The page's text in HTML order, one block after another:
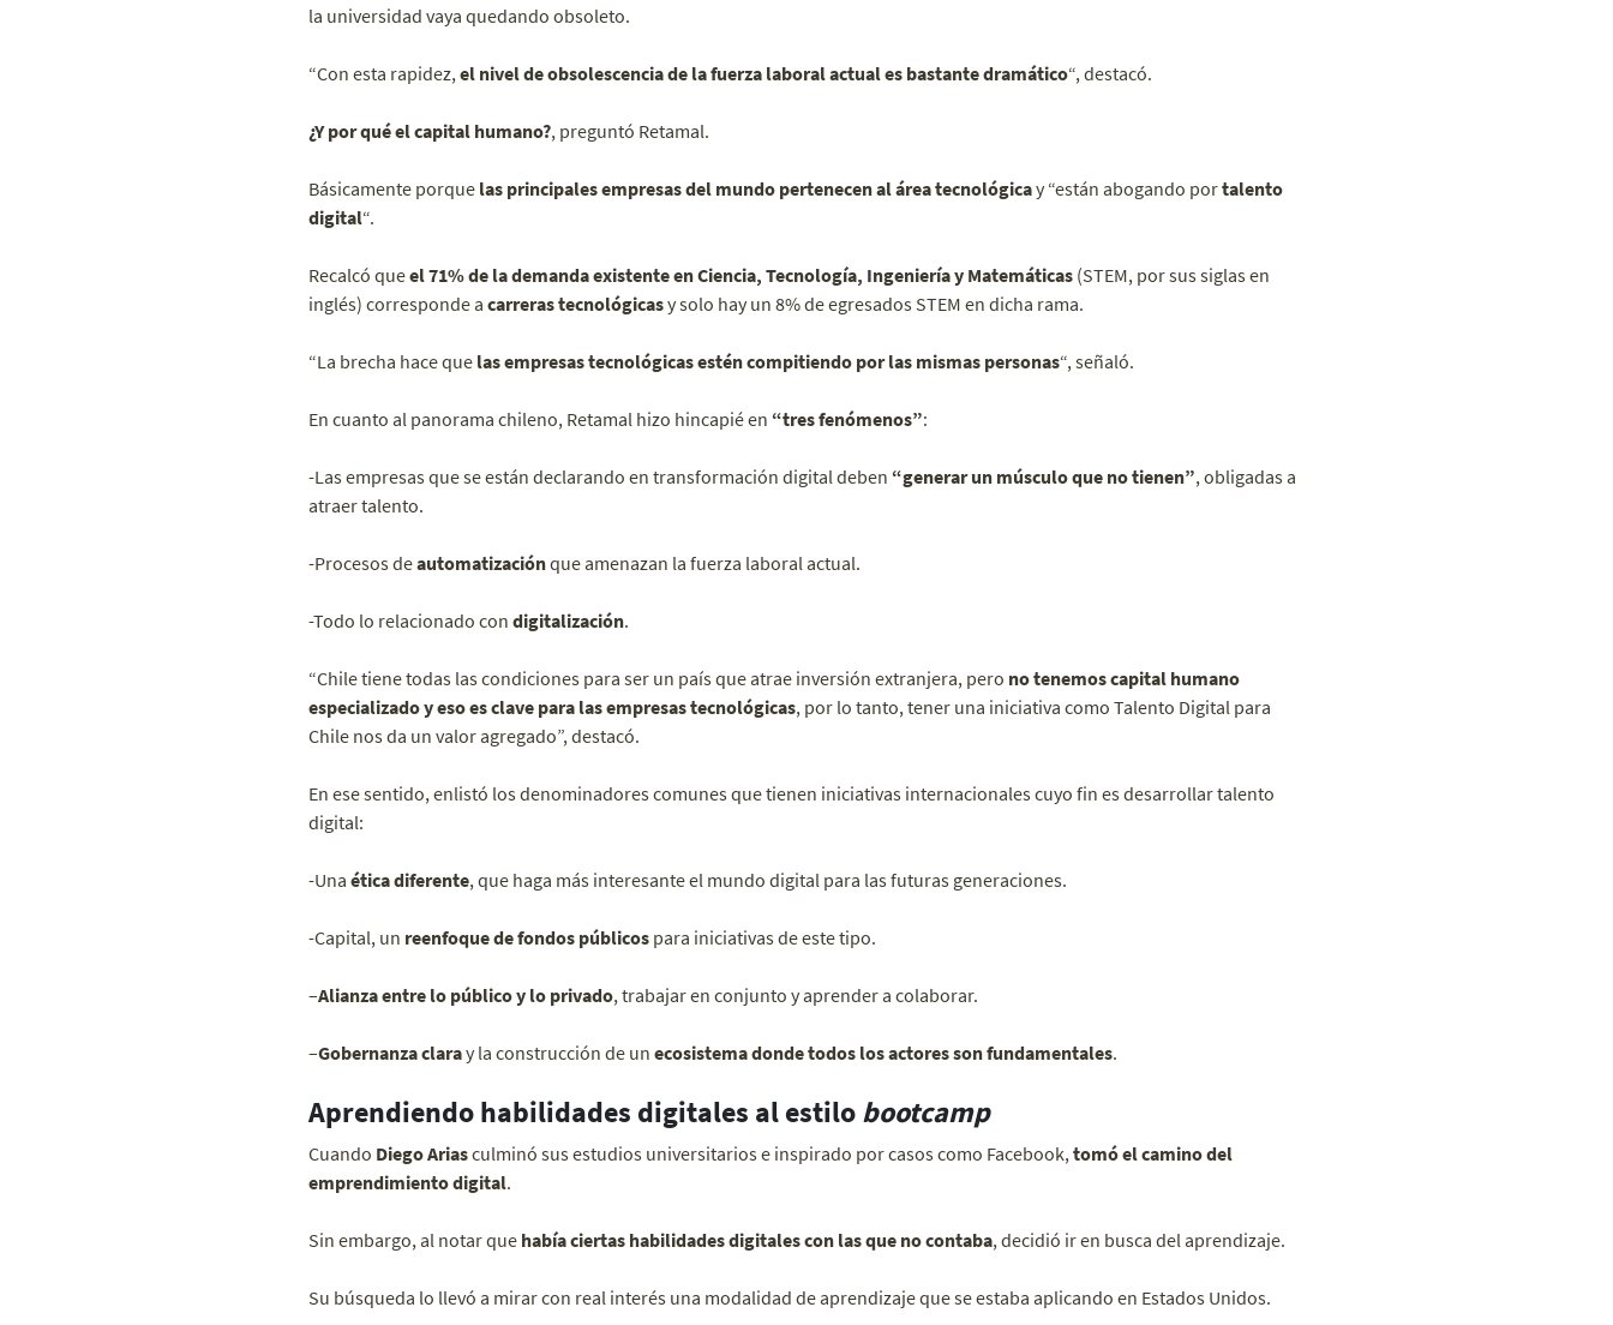
la universidad vaya quedando obsoleto.
“Con esta rapidez, el nivel de obsolescencia de la fuerza laboral actual es bastante dramático“, destacó.
¿Y por qué el capital humano?, preguntó Retamal.
Básicamente porque las principales empresas del mundo pertenecen al área tecnológicay “están abogando portalento
digital“.
Recalcó queel 71% de la demanda existente en Ciencia, Tecnología, Ingeniería y Matemáticas(STEM, por sus siglas en
inglés) corresponde a carreras tecnológicasy solo hay un 8% de egresados STEM en dicha rama.
“La brecha hace que las empresas tecnológicas estén compitiendo por las mismas personas“, señaló.
En cuanto al panorama chileno, Retamal hizo hincapié en “tres fenómenos”:
-Las empresas que se están declarando en transformación digital deben “generar un músculo que no tienen”, obligadas a
atraer talento.
-Procesos deautomatizaciónque amenazan la fuerza laboral actual.
-Todo lo relacionado con digitalización.
“Chile tiene todas las condiciones para ser un país que atrae inversión extranjera, pero no tenemos capital humano
especializado y eso es clave para las empresas tecnológicas, por lo tanto, tener una iniciativa como Talento Digital para
Chile nos da un valor agregado”, destacó.
En ese sentido, enlistó los denominadores comunes que tienen iniciativas internacionales cuyo fin es desarrollar talento
digital:
-Una ética diferente, que haga más interesante el mundo digital para las futuras generaciones.
-Capital, un reenfoque de fondos públicospara iniciativas de este tipo.
–Alianza entre lo público y lo privado, trabajar en conjunto y aprender a colaborar.
–Gobernanza claray la construcción de un ecosistema donde todos los actores son fundamentales.
Aprendiendo habilidades digitales al estilobootcamp
Cuando Diego Ariasculminó sus estudios universitarios e inspirado por casos como Facebook, tomó el camino del
emprendimiento digital.
Sin embargo, al notar que había ciertas habilidades digitales con las que no contaba, decidió ir en busca del aprendizaje.
Su búsqueda lo llevó a mirar con real interés una modalidad de aprendizaje que se estaba aplicando en Estados Unidos.